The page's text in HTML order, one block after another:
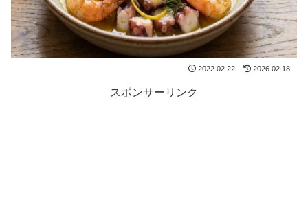
2022.02.22 2026.02.18
スポンサーリンク